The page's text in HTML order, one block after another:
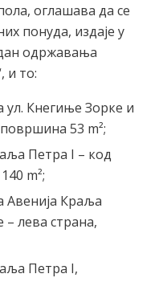
оглашава да се
понуда, издајe у
одржавања
и то:
ул. Кнегиње Зорке и
53 m²;
Петра I – код
m²;
Авенија Краља
лева страна,
Петра I,